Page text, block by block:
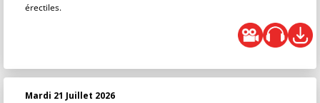
érectiles.
Mardi 21 Juillet 2026